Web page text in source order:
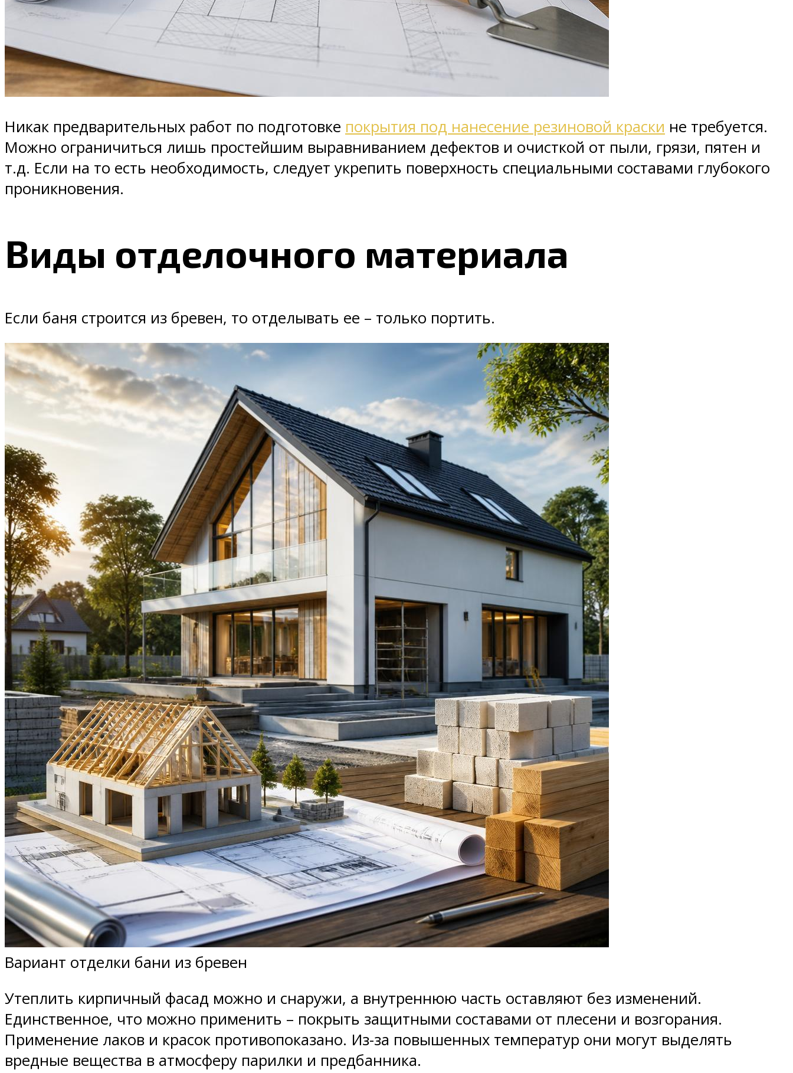
Никак предварительных работ по подготовке покрытия под нанесение резиновой краски не требуется.
Можно ограничиться лишь простейшим выравниванием дефектов и очисткой от пыли, грязи, пятен и
т.д. Если на то есть необходимость, следует укрепить поверхность специальными составами глубокого
проникновения.
Виды отделочного материала
Если баня строится из бревен, то отделывать ее – только портить.
Вариант отделки бани из бревен
Утеплить кирпичный фасад можно и снаружи, а внутреннюю часть оставляют без изменений.
Единственное, что можно применить – покрыть защитными составами от плесени и возгорания.
Применение лаков и красок противопоказано. Из-за повышенных температур они могут выделять
вредные вещества в атмосферу парилки и предбанника.